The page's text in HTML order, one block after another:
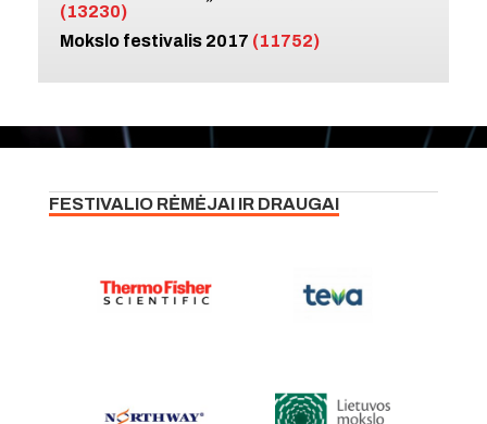
(13230)
Mokslo festivalis 2017 (11752)
FESTIVALIO RĖMĖJAI IR DRAUGAI